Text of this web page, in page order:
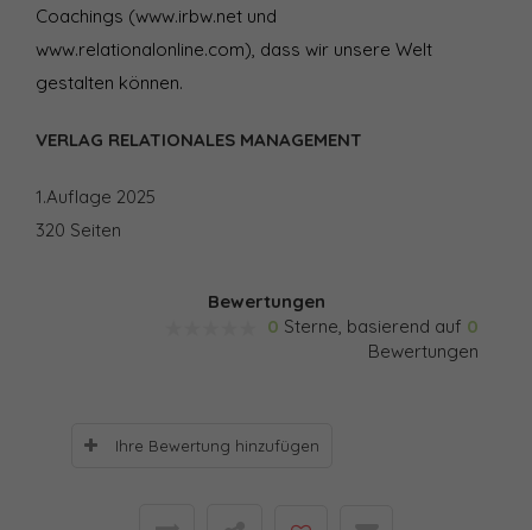
Coachings (www.irbw.net und
www.relationalonline.com), dass wir unsere Welt
gestalten können.
VERLAG RELATIONALES MANAGEMENT
1.Auflage 2025
320 Seiten
Bewertungen
0 Sterne, basierend auf 0
Bewertungen
Ihre Bewertung hinzufügen